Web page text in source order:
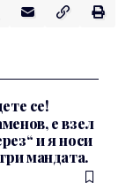
се!
е взел
и я носи
мандата.